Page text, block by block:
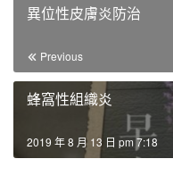
異位性皮膚炎防治
Previous
蜂窩性組織炎
2019 年 8 月 13 日 pm 7:18